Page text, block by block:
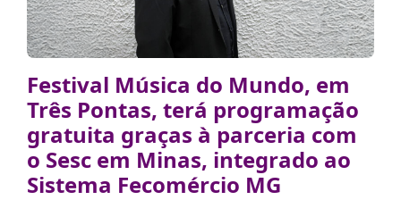
Festival Música do Mundo, em
Três Pontas, terá programação
gratuita graças à parceria com
o Sesc em Minas, integrado ao
Sistema Fecomércio MG